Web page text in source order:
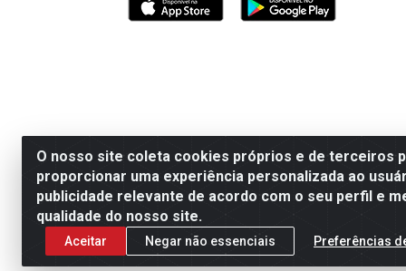
O nosso site coleta cookies próprios e de terceiros
proporcionar uma experiência personalizada ao
publicidade relevante de acordo com o seu perfil e
qualidade do nosso site.
Aceitar Negar não essenciais Preferências
Razão Social: Rally motos distribuidora,